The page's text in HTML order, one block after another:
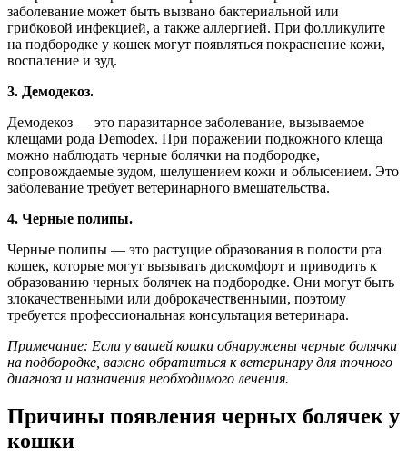
заболевание может быть вызвано бактериальной или
грибковой инфекцией, а также аллергией. При фолликулите
на подбородке у кошек могут появляться покраснение кожи,
воспаление и зуд.
3. Демодекоз.
Демодекоз — это паразитарное заболевание, вызываемое
клещами рода Demodex. При поражении подкожного клеща
можно наблюдать черные болячки на подбородке,
сопровождаемые зудом, шелушением кожи и облысением. Это
заболевание требует ветеринарного вмешательства.
4. Черные полипы.
Черные полипы — это растущие образования в полости рта
кошек, которые могут вызывать дискомфорт и приводить к
образованию черных болячек на подбородке. Они могут быть
злокачественными или доброкачественными, поэтому
требуется профессиональная консультация ветеринара.
Примечание: Если у вашей кошки обнаружены черные болячки
на подбородке, важно обратиться к ветеринару для точного
диагноза и назначения необходимого лечения.
Причины появления черных болячек у
кошки